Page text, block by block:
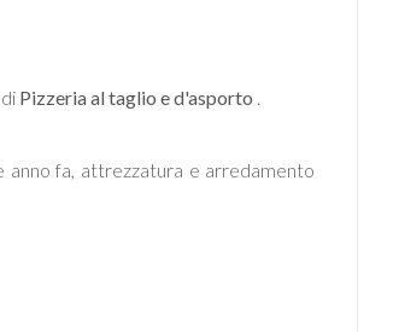
Pizzeria al taglio e d'asporto .
fa, attrezzatura e arredamento